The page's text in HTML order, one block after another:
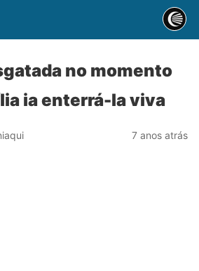
no momento
ia enterrá-la viva
7 anos atrás